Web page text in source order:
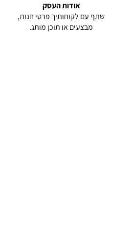
אודות העסק
שתף עם לקוחותיך פרטי חנות,
מבצעים או תוכן מותג.